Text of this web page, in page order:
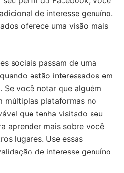
de interesse genuíno.
oferece uma visão mais
sociais passam de uma
estão interessados em
Se você notar que alguém
múltiplas plataformas no
que tenha visitado seu
aprender mais sobre você
lugares. Use essas
de interesse genuíno.